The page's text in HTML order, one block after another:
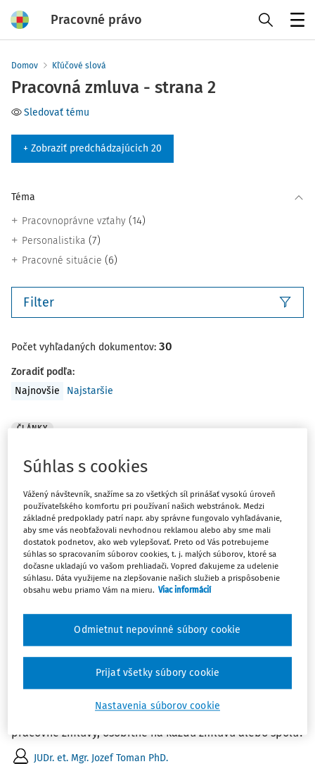
Pracovné právo
Domov Kľúčové slová
Pracovná zmluva - strana 2
Sledovať tému
+ Zobraziť predchádzajúcich 20
Téma
Pracovnoprávne vzťahy (14)
Personalistika (7)
Pracovné situácie (6)
Filter
Počet vyhľadaných dokumentov: 30
Zoradiť podľa:
Najnovšie
Najstaršie
ČLÁNKY
Česká firma je registrovaná ako zamestnávateľ na
mesačné hlásenia do poisťovní a na daňový úrad).
Miesto výkonu práce je v Bratislave (predajňa) a ide
približne o 15 zamestnancov. Teraz česká firma ...
Simona Laktišová Makúchová
Vydané:24. 3. 2022 / 3 minúty čítania
Posudzovanie dvoch pracovných zmlúv u
jedného zamestnávateľa z hľadiska doby
odpočinku a pracovného času
Posudzuje sa doba odpočinku a pracovného času
u zamestnanca, ktorý má so zamestnávateľom dve
pracovné zmluvy, osobitne na každú zmluvu alebo spolu?
JUDr. et. Mgr. Jozef Toman PhD.
Súhlas s cookies
Vážený návštevník, snažíme sa zo všetkých síl prinášať vysokú úroveň
používateľského komfortu pri používaní našich webstránok. Medzi
základné predpoklady patrí napr. aby správne fungovalo vyhľadávanie,
aby sme vás neobťažovali nevhodnou reklamou alebo aby sme mali
dostatok podnetov, ako web vylepšovať. Preto od Vás potrebujeme
súhlas so spracovaním súborov cookies, t. j. malých súborov, ktoré sa
dočasne ukladajú vo vašom prehliadači. Vopred ďakujeme za udelenie
súhlasu. Dáta využijeme na zlepšovanie našich služieb a prispôsobenie
obsahu webu priamo Vám na mieru. Viac informácií
Nastavenia súborov cookie
Odmietnut nepovinné súbory cookie
Prijať všetky súbory cookie